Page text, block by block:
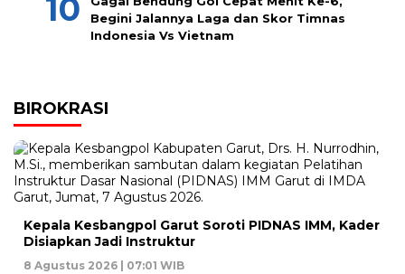
Begini Jalannya Laga dan Skor Timnas
Indonesia Vs Vietnam
BIROKRASI
Kepala Kesbangpol Garut Soroti PIDNAS IMM, Kader
Disiapkan Jadi Instruktur
8 Agustus 2026 | 07:01 WIB